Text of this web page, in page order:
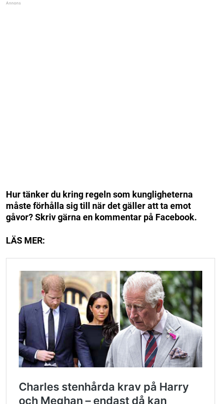
Hur tänker du kring regeln som kungligheterna
måste förhålla sig till när det gäller att ta emot
gåvor? Skriv gärna en kommentar på Facebook.
LÄS MER: